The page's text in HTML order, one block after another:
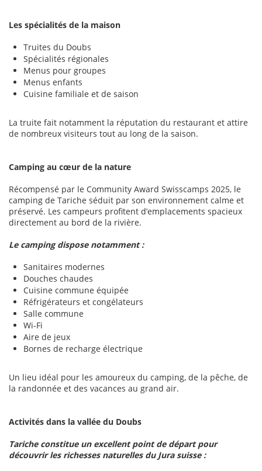
Les spécialités de la maison
Truites du Doubs
Spécialités régionales
Menus pour groupes
Menus enfants
Cuisine familiale et de saison
La truite fait notamment la réputation du restaurant et attire
de nombreux visiteurs tout au long de la saison.
Camping au cœur de la nature
Récompensé par le Community Award Swisscamps 2025, le
camping de Tariche séduit par son environnement calme et
préservé. Les campeurs profitent d’emplacements spacieux
directement au bord de la rivière.
Le camping dispose notamment :
Sanitaires modernes
Douches chaudes
Cuisine commune équipée
Réfrigérateurs et congélateurs
Salle commune
Wi-Fi
Aire de jeux
Bornes de recharge électrique
Un lieu idéal pour les amoureux du camping, de la pêche, de
la randonnée et des vacances au grand air.
Activités dans la vallée du Doubs
Tariche constitue un excellent point de départ pour
découvrir les richesses naturelles du Jura suisse :